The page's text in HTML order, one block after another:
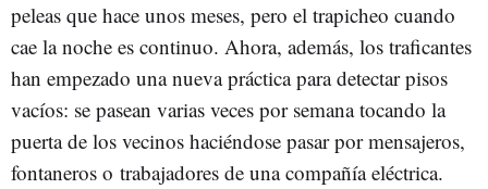
peleas que hace unos meses, pero el trapicheo cuando
cae la noche es continuo. Ahora, además, los traficantes
han empezado una nueva práctica para detectar pisos
vacíos: se pasean varias veces por semana tocando la
puerta de los vecinos haciéndose pasar por mensajeros,
fontaneros o trabajadores de una compañía eléctrica.